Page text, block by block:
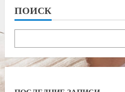
ПОИСК